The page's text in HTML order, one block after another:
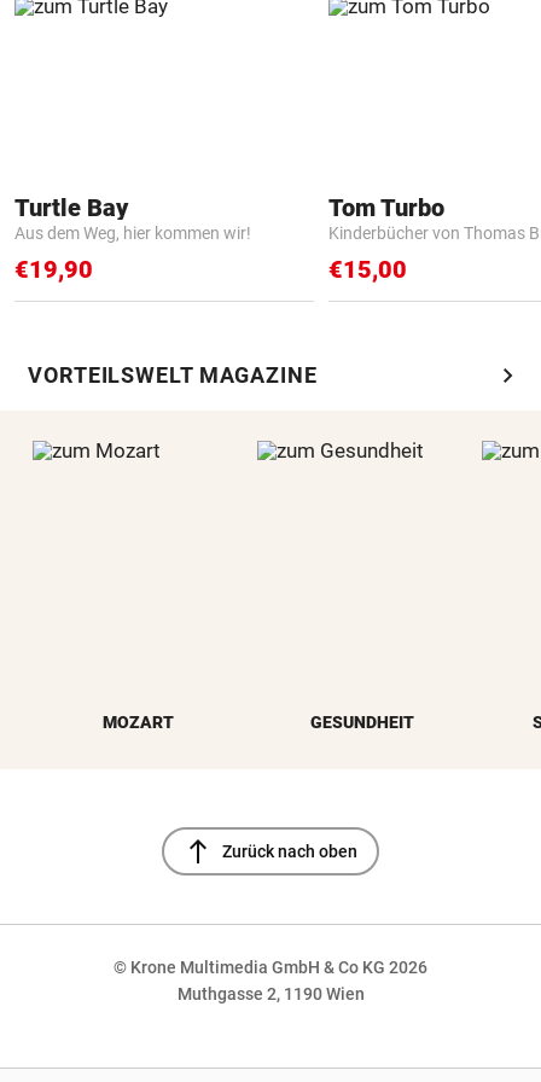
Turtle Bay
Aus dem Weg, hier kommen wir!
€19,90
Tom Turbo
Kinderbücher von Thomas
€15,00
VORTEILSWELT MAGAZINE chevron_right
MOZART GESUNDHEIT
north Zurück nach oben
© Krone Multimedia GmbH & Co KG 2026
Muthgasse 2, 1190 Wien
NaN%